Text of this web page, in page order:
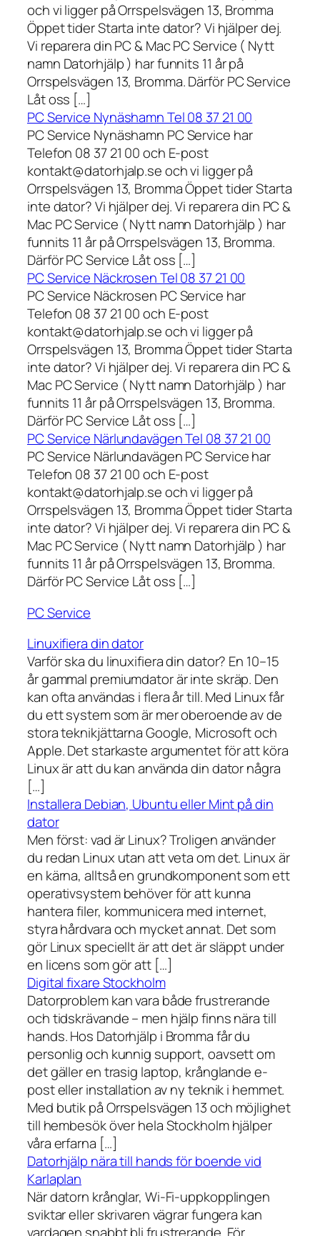
och vi ligger på Orrspelsvägen 13, Bromma
Öppet tider Starta inte dator? Vi hjälper dej.
Vi reparera din PC & Mac PC Service ( Nytt
namn Datorhjälp ) har funnits 11 år på
Orrspelsvägen 13, Bromma. Därför PC Service
Låt oss […]
PC Service Nynäshamn Tel 08 37 21 00
PC Service Nynäshamn PC Service har
Telefon 08 37 21 00 och E-post
kontakt@datorhjalp.se och vi ligger på
Orrspelsvägen 13, Bromma Öppet tider Starta
inte dator? Vi hjälper dej. Vi reparera din PC &
Mac PC Service ( Nytt namn Datorhjälp ) har
funnits 11 år på Orrspelsvägen 13, Bromma.
Därför PC Service Låt oss […]
PC Service Näckrosen Tel 08 37 21 00
PC Service Näckrosen PC Service har
Telefon 08 37 21 00 och E-post
kontakt@datorhjalp.se och vi ligger på
Orrspelsvägen 13, Bromma Öppet tider Starta
inte dator? Vi hjälper dej. Vi reparera din PC &
Mac PC Service ( Nytt namn Datorhjälp ) har
funnits 11 år på Orrspelsvägen 13, Bromma.
Därför PC Service Låt oss […]
PC Service Närlundavägen Tel 08 37 21 00
PC Service Närlundavägen PC Service har
Telefon 08 37 21 00 och E-post
kontakt@datorhjalp.se och vi ligger på
Orrspelsvägen 13, Bromma Öppet tider Starta
inte dator? Vi hjälper dej. Vi reparera din PC &
Mac PC Service ( Nytt namn Datorhjälp ) har
funnits 11 år på Orrspelsvägen 13, Bromma.
Därför PC Service Låt oss […]
PC Service
Linuxifiera din dator
Varför ska du linuxifiera din dator? En 10–15
år gammal premiumdator är inte skräp. Den
kan ofta användas i flera år till. Med Linux får
du ett system som är mer oberoende av de
stora teknikjättarna Google, Microsoft och
Apple. Det starkaste argumentet för att köra
Linux är att du kan använda din dator några
[…]
Installera Debian, Ubuntu eller Mint på din
dator
Men först: vad är Linux? Troligen använder
du redan Linux utan att veta om det. Linux är
en kärna, alltså en grundkomponent som ett
operativsystem behöver för att kunna
hantera filer, kommunicera med internet,
styra hårdvara och mycket annat. Det som
gör Linux speciellt är att det är släppt under
en licens som gör att […]
Digital fixare Stockholm
Datorproblem kan vara både frustrerande
och tidskrävande – men hjälp finns nära till
hands. Hos Datorhjälp i Bromma får du
personlig och kunnig support, oavsett om
det gäller en trasig laptop, krånglande e-
post eller installation av ny teknik i hemmet.
Med butik på Orrspelsvägen 13 och möjlighet
till hembesök över hela Stockholm hjälper
våra erfarna […]
Datorhjälp nära till hands för boende vid
Karlaplan
När datorn krånglar, Wi-Fi-uppkopplingen
sviktar eller skrivaren vägrar fungera kan